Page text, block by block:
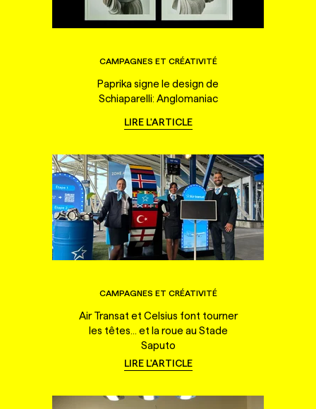
CAMPAGNES ET CRÉATIVITÉ
Paprika signe le design de
Schiaparelli: Anglomaniac
LIRE L'ARTICLE
CAMPAGNES ET CRÉATIVITÉ
Air Transat et Celsius font tourner
les têtes... et la roue au Stade
Saputo
LIRE L'ARTICLE